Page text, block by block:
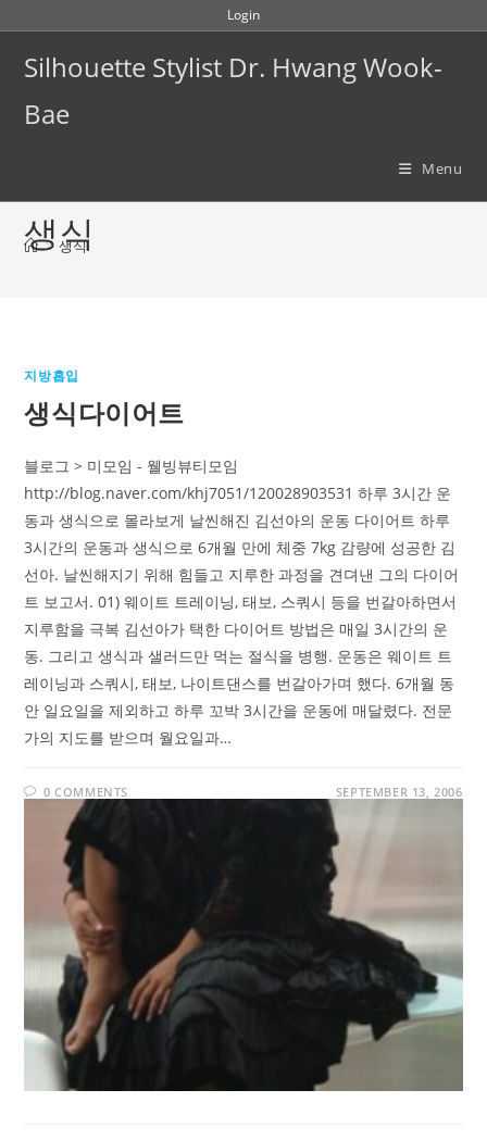
content
Login
Silhouette Stylist Dr. Hwang Wook-
Bae
Menu
생식
> 생식
지방흡입
생식다이어트
블로그 > 미모임 - 웰빙뷰티모임
http://blog.naver.com/khj7051/120028903531 하루 3시간 운
동과 생식으로 몰라보게 날씬해진 김선아의 운동 다이어트 하루
3시간의 운동과 생식으로 6개월 만에 체중 7kg 감량에 성공한 김
선아. 날씬해지기 위해 힘들고 지루한 과정을 견뎌낸 그의 다이어
트 보고서. 01) 웨이트 트레이닝, 태보, 스쿼시 등을 번갈아하면서
지루함을 극복 김선아가 택한 다이어트 방법은 매일 3시간의 운
동. 그리고 생식과 샐러드만 먹는 절식을 병행. 운동은 웨이트 트
레이닝과 스쿼시, 태보, 나이트댄스를 번갈아가며 했다. 6개월 동
안 일요일을 제외하고 하루 꼬박 3시간을 운동에 매달렸다. 전문
가의 지도를 받으며 월요일과…
0 COMMENTS SEPTEMBER 13, 2006